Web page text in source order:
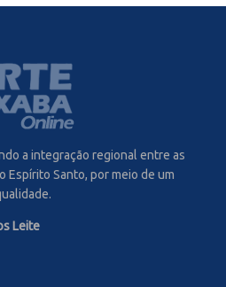
a integração regional entre as
Santo, por meio de um
Leite